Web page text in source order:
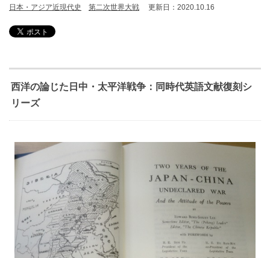
日本・アジア近現代史
第二次世界大戦 更新日：2020.10.16
西洋の論じた日中・太平洋戦争：同時代英語文献復刻シ
リーズ